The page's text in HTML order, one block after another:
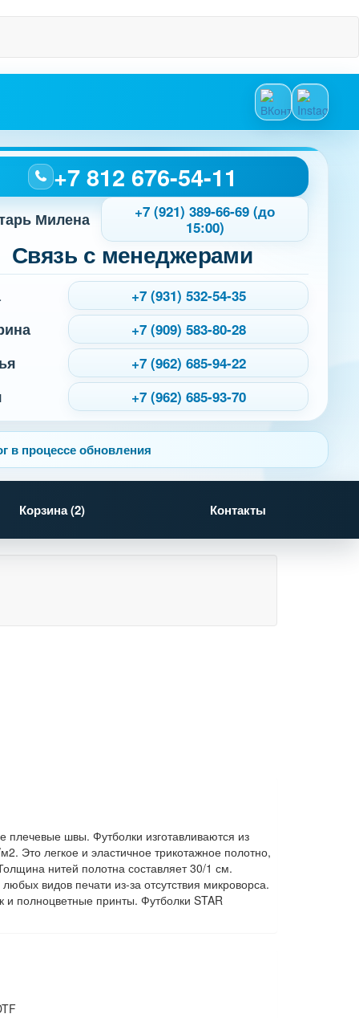
+7 812 676-54-11
Милена
+7 (921) 389-66-69 (до
15:00)
Связь с менеджерами
+7 (931) 532-54-35
+7 (909) 583-80-28
+7 (962) 685-94-22
+7 (962) 685-93-70
в процессе обновления
Корзина (2) Контакты
плечевые швы. Футболки изготавливаются из
Это легкое и эластичное трикотажное полотно,
нитей полотна составляет 30/1 см.
видов печати из-за отсутствия микроворса.
и полноцветные принты. Футболки STAR